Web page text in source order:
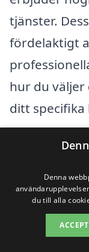
tjänster.
fördelaktigt
hur du
ditt specifika
Få 3
Sök
Denna
du till alla